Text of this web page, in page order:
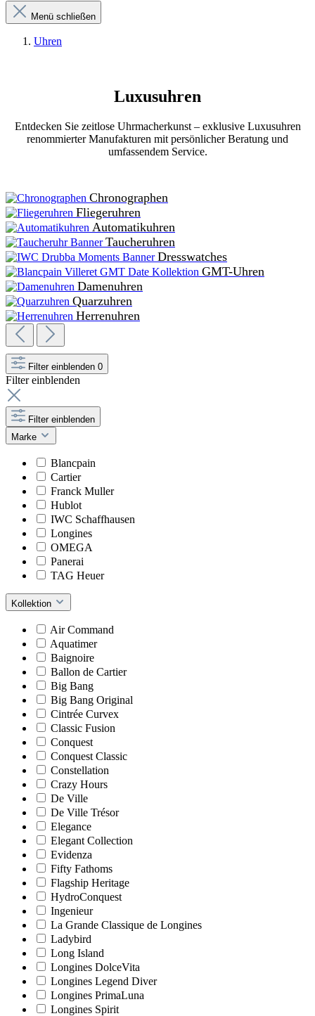
Menü schließen
Uhren
Luxusuhren
Entdecken Sie zeitlose Uhrmacherkunst – exklusive Luxusuhren
renommierter Manufakturen mit persönlicher Beratung und
umfassendem Service.
Chronographen
Fliegeruhren
Automatikuhren
Taucheruhren
Dresswatches
GMT-Uhren
Damenuhren
Quarzuhren
Herrenuhren
Filter einblenden 0
Filter einblenden
Filter einblenden
Marke
Blancpain
Cartier
Franck Muller
Hublot
IWC Schaffhausen
Longines
OMEGA
Panerai
TAG Heuer
Kollektion
Air Command
Aquatimer
Baignoire
Ballon de Cartier
Big Bang
Big Bang Original
Cintrée Curvex
Classic Fusion
Conquest
Conquest Classic
Constellation
Crazy Hours
De Ville
De Ville Trésor
Elegance
Elegant Collection
Evidenza
Fifty Fathoms
Flagship Heritage
HydroConquest
Ingenieur
La Grande Classique de Longines
Ladybird
Long Island
Longines DolceVita
Longines Legend Diver
Longines PrimaLuna
Longines Spirit